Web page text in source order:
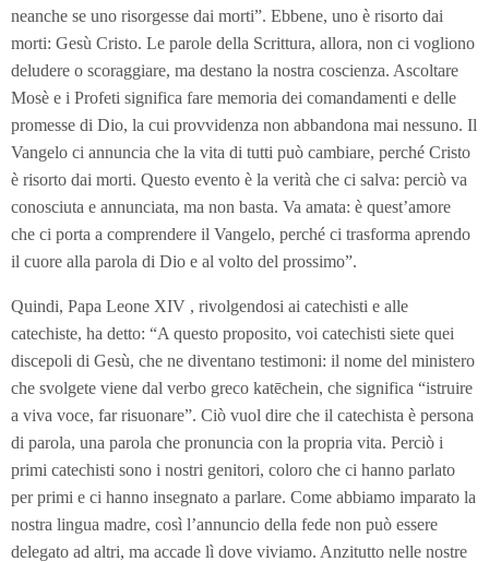
neanche se uno risorgesse dai morti”. Ebbene, uno è risorto dai
morti: Gesù Cristo. Le parole della Scrittura, allora, non ci vogliono
deludere o scoraggiare, ma destano la nostra coscienza. Ascoltare
Mosè e i Profeti significa fare memoria dei comandamenti e delle
promesse di Dio, la cui provvidenza non abbandona mai nessuno. Il
Vangelo ci annuncia che la vita di tutti può cambiare, perché Cristo
è risorto dai morti. Questo evento è la verità che ci salva: perciò va
conosciuta e annunciata, ma non basta. Va amata: è quest’amore
che ci porta a comprendere il Vangelo, perché ci trasforma aprendo
il cuore alla parola di Dio e al volto del prossimo”.
Quindi, Papa Leone XIV , rivolgendosi ai catechisti e alle
catechiste, ha detto: “A questo proposito, voi catechisti siete quei
discepoli di Gesù, che ne diventano testimoni: il nome del ministero
che svolgete viene dal verbo greco katēchein, che significa “istruire
a viva voce, far risuonare”. Ciò vuol dire che il catechista è persona
di parola, una parola che pronuncia con la propria vita. Perciò i
primi catechisti sono i nostri genitori, coloro che ci hanno parlato
per primi e ci hanno insegnato a parlare. Come abbiamo imparato la
nostra lingua madre, così l’annuncio della fede non può essere
delegato ad altri, ma accade lì dove viviamo. Anzitutto nelle nostre